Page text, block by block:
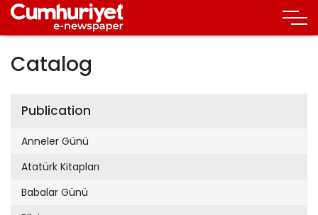
Catalog
Publication
Anneler Günü
Atatürk Kitapları
Babalar Günü